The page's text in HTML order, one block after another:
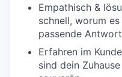
Empathisch &
schnell, worum
passende
Erfahren im
sind dein